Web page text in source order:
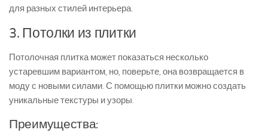
для разных стилей интерьера.
3. Потолки из плитки
Потолочная плитка может показаться несколько
устаревшим вариантом, но, поверьте, она возвращается в
моду с новыми силами. С помощью плитки можно создать
уникальные текстуры и узоры.
Преимущества: